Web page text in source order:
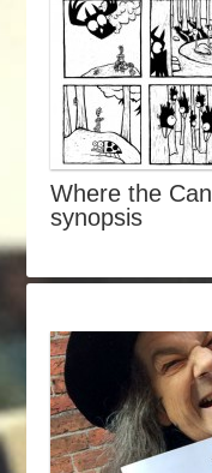
Where the
synopsis